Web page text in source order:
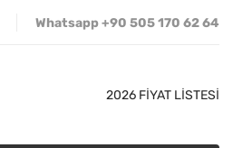
Whatsapp +90 505 170 62 64
2026 FİYAT LİSTESİ